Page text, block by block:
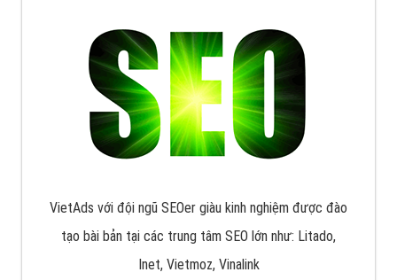
VietAds với đội ngũ SEOer giàu kinh nghiệm được đào
tạo bài bản tại các trung tâm SEO lớn như: Litado,
Inet, Vietmoz, Vinalink